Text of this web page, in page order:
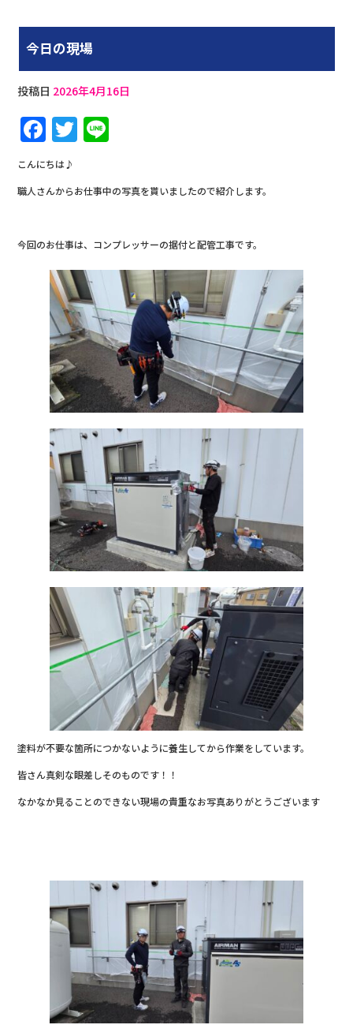
今日の現場
投稿日 2026年4月16日
F
a
c
e
o
o
k
T
w
it
te
e
こんにちは♪
職人さんからお仕事中の写真を貰いましたので紹介します。
今回のお仕事は、コンプレッサーの据付と配管工事です。
塗料が不要な箇所につかないように養生してから作業をしています。
皆さん真剣な眼差しそのものです！！
なかなか見ることのできない現場の貴重なお写真ありがとうございます